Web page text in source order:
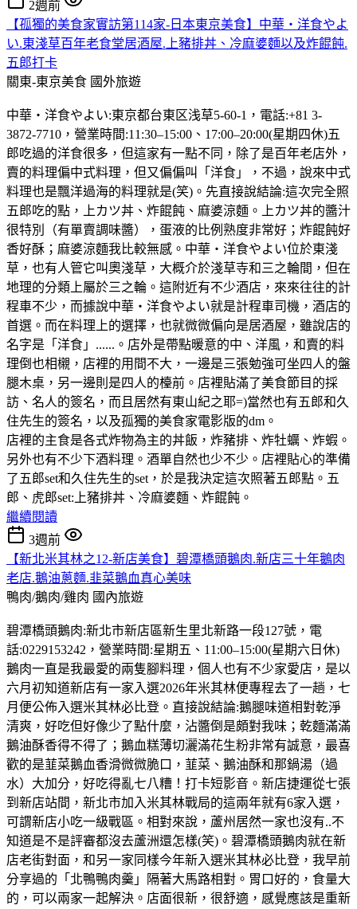
2週前
【孤獨的美食家實訪第114家-日本東京美食】中華・洋食やよ
い.東淺草百年老食堂居酒屋.上豬排丼、冷麻婆麵以及炸餛飩.
五郎打卡
關東-東京美食 國外旅遊
中華・洋食やよい:東京都台東区浅草5-60-1，電話:+81 3-
3872-7710，營業時間:11:30–15:00、17:00–20:00(星期四休)五
郎吃過的洋食很多，但這家有一點不同，除了是百年老店外，
賣的料理偏中式料理，但又偏偏叫「洋食」，不過，說來中式
料理也是飄洋過海的料理就是(笑)。先直接說結論:這次完全照
五郎吃的點，上カツ丼、炸餛飩、麻婆涼麵。上カツ丼的醬汁
很特別（有單賣調味醬），蛋液的比例熟度非常好；炸餛飩好
香好酥；麻婆涼麵我比較無感。中華・洋食やよい位於東淺
草，也有人管它叫奧淺草，大概介於淺草寺和三之輪間，但在
地理的分類上屬於三之輪。這附近有不少酒店，來來往往的計
程車不少，而據說中華・洋食やよい就是計程車司機，酒店的
首選。而在料理上的選擇，也就微微偏向是居酒屋，雖說店的
名字是「洋食」......。店外是帶點暖意的中、洋風，和賣的料
理倒也相櫬，店裡的用間不大，一邊是三張勉強可坐四人的盤
腿木桌，另一邊則是四人的檯前。店裡貼滿了美食節目的採
訪、名人的簽名，而且居然有東山紀之耶=)當然也有五郎和久
住先生的簽名，以及孤獨的美食家電影版的dm。
店裡的主食是各式炸物為主的丼飯，炸豬排、炸牡蠣、炸蝦。
另外也有不少下酒料理。酒單自然也少不少。店裡貼心的準備
了五郎set和久住先生的set，於是我決定這次照著五郎點。五
郎、虎郎set:上豬排丼、冷麻婆麵、炸餛飩。
繼續閱讀
3週前
【新北米其林之12-新店美食】碧潭橋頭鵝肉.新店三十年鵝肉
老店.鵝油蔥麵.韭菜鵝血真心美味
鴨肉/鵝肉/雞肉 國內旅遊
碧潭橋頭鵝肉:新北市新店區新生里北新路一段127號，電
話:0229153242，營業時間:星期五、11:00–15:00(星期六日休)
鵝肉一直是我最愛的兩隻腳料理，個人也有不少家愛店，是以
六月初知道新店有一家入選2026年米其林便專程去了一趟，七
月便公佈入選米其林必比登。直接說結論:鵝腿味道相對乾淨
清爽，好吃但好像少了點什麼，沾醬倒是頗對我味；乾麵滿滿
鵝油酥香得不得了；鵝血糕薄切灑滿花生粉非常有誠意，最喜
歡的是韮菜鵝血香滑微微脆口，韮菜、鵝油酥和那鍋湯（過
水）大加分，好吃得亂七八糟！打卡短影音。新店捷運從七張
到新店站間，新北市加入米其林戰局的這兩年就有6家入選，
可謂新店小吃一級戰區。相對來說，蘆州居然一家也沒有..不
知道是不是評審都沒去蘆洲還怎樣(笑)。碧潭橋頭鵝肉就在新
店老街對面，和另一家同樣今年新入選米其林必比登，我早前
分享過的「北鴨鴨肉羹」隔著大馬路相對。胃口好的，食量大
的，可以兩家一起解決。店面很新，很舒適，感覺應該是重新